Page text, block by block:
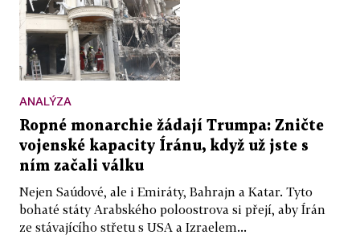
ANALÝZA
Ropné monarchie žádají Trumpa: Zničte
vojenské kapacity Íránu, když už jste s
ním začali válku
Nejen Saúdové, ale i Emiráty, Bahrajn a Katar. Tyto
bohaté státy Arabského poloostrova si přejí, aby Írán
ze stávajícího střetu s USA a Izraelem...